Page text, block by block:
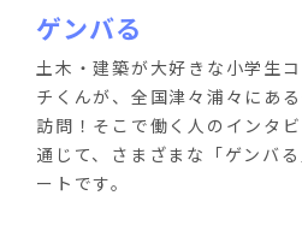
ゲンバる
土木・建築が大好きな小学生
チくんが、全国津々浦々にあ
訪問！そこで働く人のインタ
通じて、さまざまな「ゲンバ
ートです。